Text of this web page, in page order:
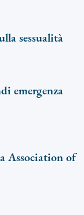
sessualità
emergenza
Association of